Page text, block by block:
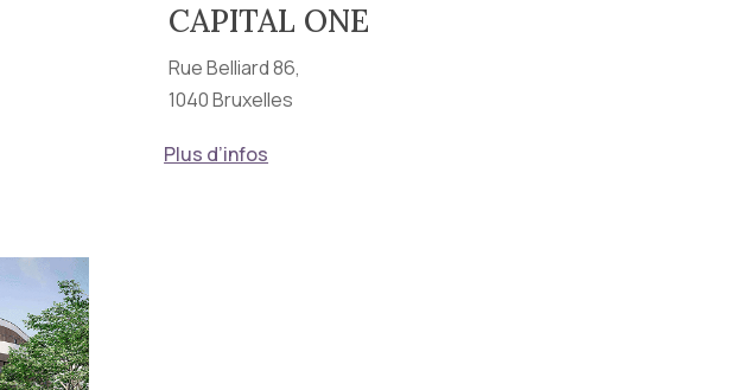
CAPITAL ONE
Rue Belliard 86,
1040 Bruxelles
Plus d’infos